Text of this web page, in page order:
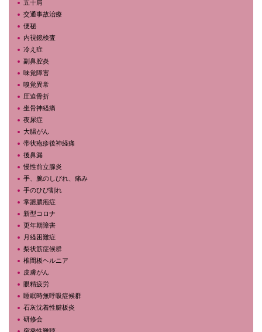
五十肩
交通事故治療
便秘
内視鏡検査
冷え症
副鼻腔炎
味覚障害
嗅覚異常
圧迫骨折
坐骨神経痛
夜尿症
大腸がん
帯状疱疹後神経痛
後鼻漏
慢性前立腺炎
手、腕のしびれ、痛み
手のひび割れ
掌蹠膿疱症
新型コロナ
更年期障害
月経困難症
梨状筋症候群
椎間板ヘルニア
皮膚がん
眼精疲労
睡眠時無呼吸症候群
石灰沈着性腱板炎
研修会